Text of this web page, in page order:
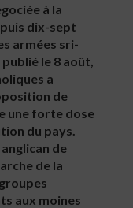
à la
dix-sept
armées sri-
le 8 août,
a
de
une forte dose
du pays.
de
de la
aux moines